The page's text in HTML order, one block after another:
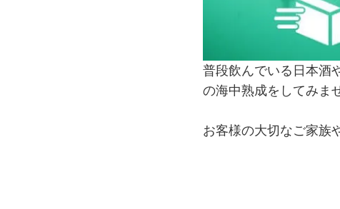
普段飲んでいる日本酒
の海中熟成をしてみま
お客様の大切なご家族